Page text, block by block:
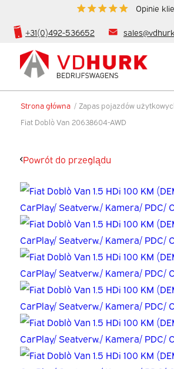
Opinie
+31(0)492-536652
Strona główna / Zapas pojazdów
Fiat Doblò Van 20638604-AWD
Powrót do przeglądu